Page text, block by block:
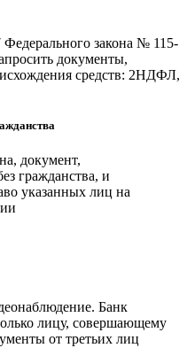
Федерального закона № 115-
документы,
средств: 2НДФЛ,
документ,
гражданства, и
указанных лиц на
Банк
лицу, совершающему
от третьих лиц